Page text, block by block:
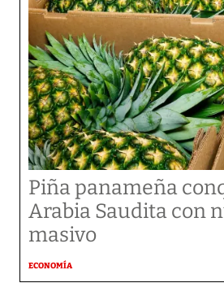
Piña panameña
Arabia Saudita con
masivo
ECONOMÍA